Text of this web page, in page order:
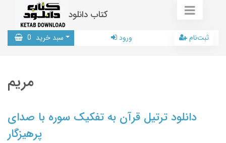
کتاب دانلود
سبد خرید 0 ورود ثبت‌نام
مریم
دانلود ترتیل قرآن به تفکیک سوره با صدای
پرهیزگار